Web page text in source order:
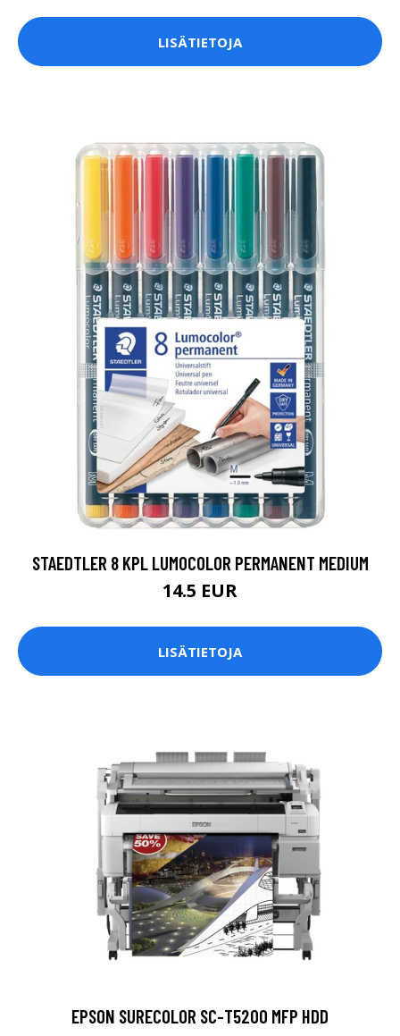
LISÄTIETOJA
STAEDTLER 8 KPL LUMOCOLOR PERMANENT MEDIUM
14.5 EUR
LISÄTIETOJA
EPSON SURECOLOR SC-T5200 MFP HDD